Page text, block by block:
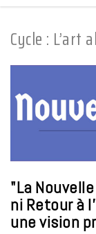
Cycle : L’art
"La
ni Retour à
une vision